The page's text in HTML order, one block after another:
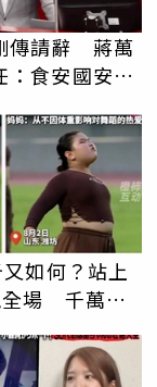
傳請辭 蔣萬
：食安國安會
如何？站上
全場 千萬網